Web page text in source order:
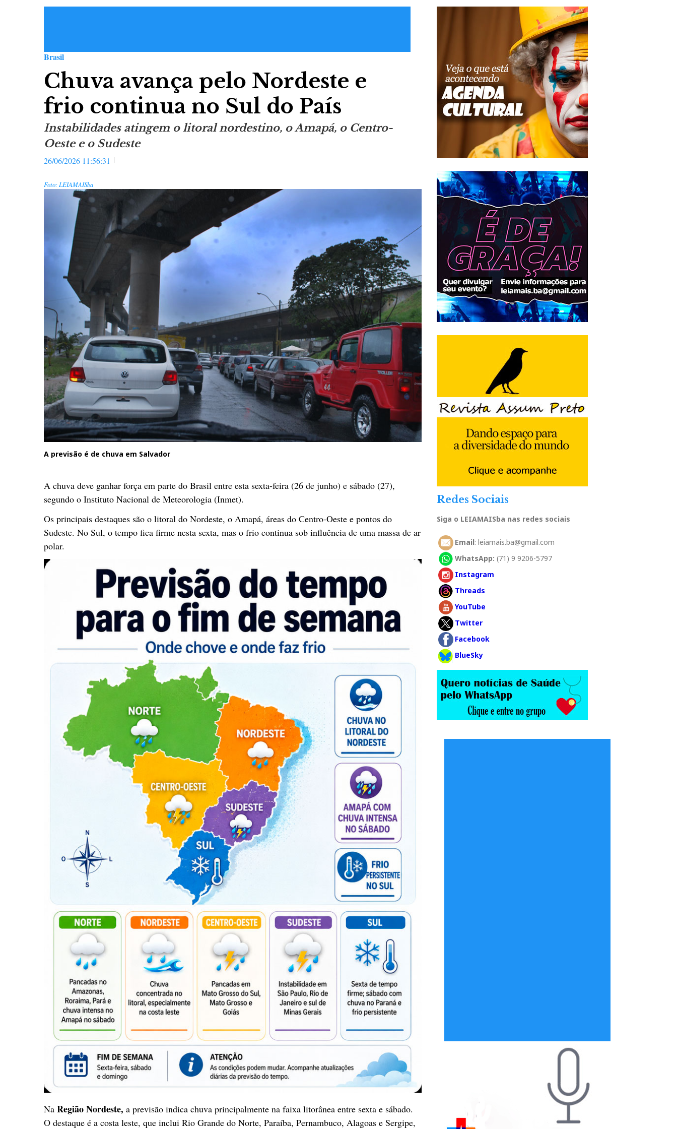
Brasil
Chuva avança pelo Nordeste e
frio continua no Sul do País
Instabilidades atingem o litoral nordestino, o Amapá, o Centro-
Oeste e o Sudeste
26/06/2026 11:56:31
Foto: LEIAMAISba
A previsão é de chuva em Salvador
A chuva deve ganhar força em parte do Brasil entre esta sexta-feira (26 de junho) e sábado (27),
segundo o Instituto Nacional de Meteorologia (Inmet).
Os principais destaques são o litoral do Nordeste, o Amapá, áreas do Centro-Oeste e pontos do
Sudeste. No Sul, o tempo fica firme nesta sexta, mas o frio continua sob influência de uma massa de ar
polar.
Na Região Nordeste, a previsão indica chuva principalmente na faixa litorânea entre sexta e sábado.
O destaque é a costa leste, que inclui Rio Grande do Norte, Paraíba, Pernambuco, Alagoas e Sergipe,
Redes Sociais
Siga o LEIAMAISba nas redes sociais
Email: leiamais.ba@gmail.com
WhatsApp: (71) 9 9206-5797
Instagram
Threads
YouTube
Twitter
Facebook
BlueSky